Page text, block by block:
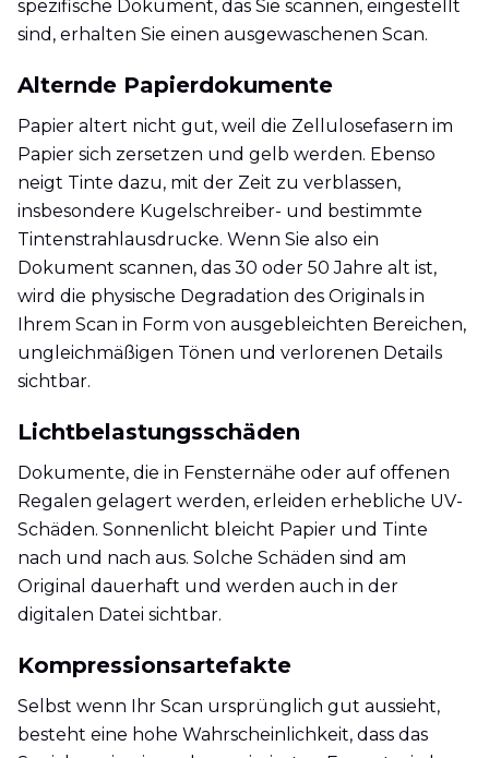
spezifische Dokument, das Sie scannen, eingestellt
sind, erhalten Sie einen ausgewaschenen Scan.
Alternde Papierdokumente
Papier altert nicht gut, weil die Zellulosefasern im
Papier sich zersetzen und gelb werden. Ebenso
neigt Tinte dazu, mit der Zeit zu verblassen,
insbesondere Kugelschreiber- und bestimmte
Tintenstrahlausdrucke. Wenn Sie also ein
Dokument scannen, das 30 oder 50 Jahre alt ist,
wird die physische Degradation des Originals in
Ihrem Scan in Form von ausgebleichten Bereichen,
ungleichmäßigen Tönen und verlorenen Details
sichtbar.
Lichtbelastungsschäden
Dokumente, die in Fensternähe oder auf offenen
Regalen gelagert werden, erleiden erhebliche UV-
Schäden. Sonnenlicht bleicht Papier und Tinte
nach und nach aus. Solche Schäden sind am
Original dauerhaft und werden auch in der
digitalen Datei sichtbar.
Kompressionsartefakte
Selbst wenn Ihr Scan ursprünglich gut aussieht,
besteht eine hohe Wahrscheinlichkeit, dass das